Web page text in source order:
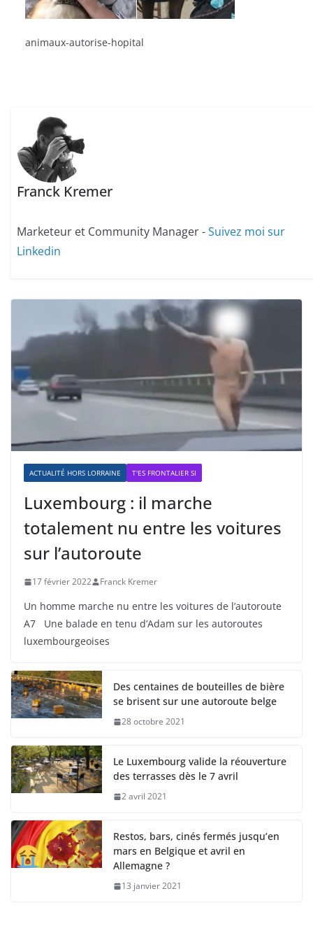
animaux-autorise-hopital
Franck Kremer
Marketeur et Community Manager -Suivez moi sur
Linkedin
ACTUALITÉ HORS LORRAINE T'ES FRONTALIER SI
Luxembourg : il marche
totalement nu entre les voitures
sur l’autoroute
17 février 2022 Franck Kremer
Un homme marche nu entre les voitures de l’autoroute
A7 Une balade en tenu d’Adam sur les autoroutes
luxembourgeoises
Des centaines de bouteilles de bière
se brisent sur une autoroute belge
28 octobre 2021
Le Luxembourg valide la réouverture
des terrasses dès le 7 avril
2 avril 2021
Restos, bars, cinés fermés jusqu’en
mars en Belgique et avril en
Allemagne ?
13 janvier 2021